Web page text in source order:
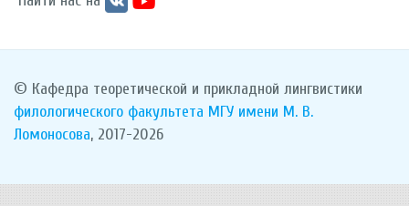
© Кафедра теоретической и прикладной лингвистики
филологического факультета МГУ имени М. В.
Ломоносова, 2017-2026